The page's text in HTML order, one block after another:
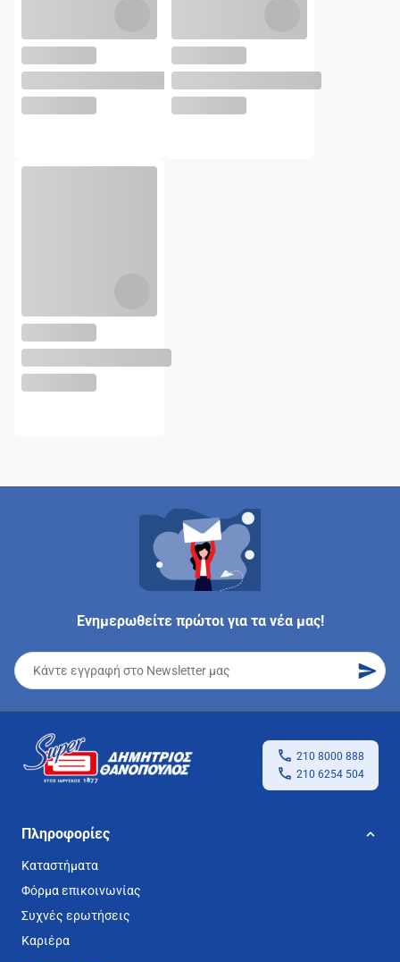
Ενημερωθείτε πρώτοι για τα νέα μας!
210 8000 888
210 6254 504
Πληροφορίες
Καταστήματα
Φόρμα επικοινωνίας
Συχνές ερωτήσεις
Καριέρα